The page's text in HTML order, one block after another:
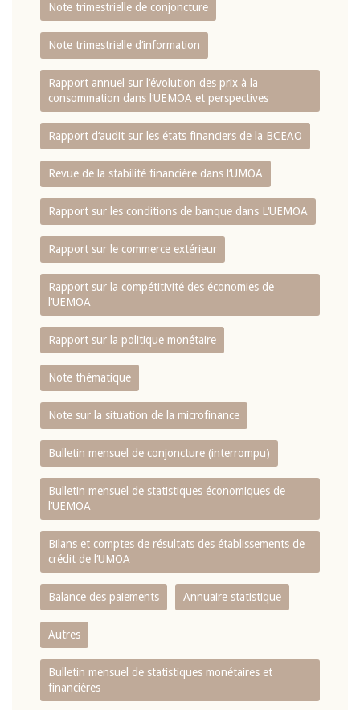
Note trimestrielle de conjoncture
Note trimestrielle d‘information
Rapport annuel sur l‘évolution des prix à la
consommation dans l‘UEMOA et perspectives
Rapport d‘audit sur les états financiers de la BCEAO
Revue de la stabilité financière dans l‘UMOA
Rapport sur les conditions de banque dans L‘UEMOA
Rapport sur le commerce extérieur
Rapport sur la compétitivité des économies de
l‘UEMOA
Rapport sur la politique monétaire
Note thématique
Note sur la situation de la microfinance
Bulletin mensuel de conjoncture (interrompu)
Bulletin mensuel de statistiques économiques de
l‘UEMOA
Bilans et comptes de résultats des établissements de
crédit de l‘UMOA
Balance des paiements Annuaire statistique
Autres
Bulletin mensuel de statistiques monétaires et
financières